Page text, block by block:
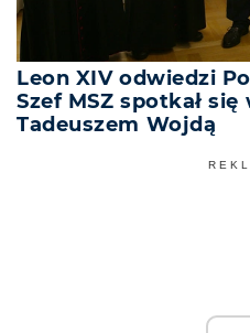
Leon XIV odwiedzi
Szef MSZ spotkał
Tadeuszem Wojdą